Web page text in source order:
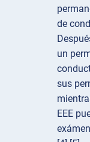
de
un
sus
EEE